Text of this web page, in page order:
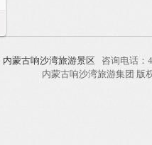
内蒙古响沙湾旅游景区 咨询电话
内蒙古响沙湾旅游集团